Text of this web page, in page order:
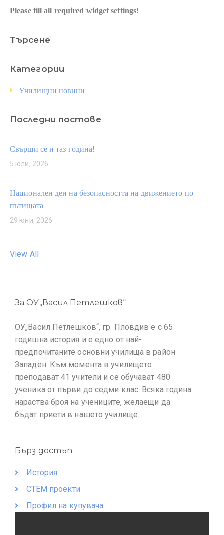
Please fill all required widget settings!
Търсене
Категории
Училищни новини
Последни постове
Свърши се и таз година!
5 юли, 2026
Национален ден на безопасността на движението по
пътищата
29 юни, 2026
View All
За ОУ„Васил Петлешков“
ОУ„Васил Петлешков“, гр. Пловдив е с 65
годишна история и е едно от най-
предпочитаните основни училища в район
Западен. Към момента в училището
преподават 41 учители и се обучават 480
ученика от първи до седми клас. Всяка година
нараства броя на учениците, желаещи да
бъдат приети в нашето училище.
Бърз достъп
История
СТЕМ проекти
Профил на купувача